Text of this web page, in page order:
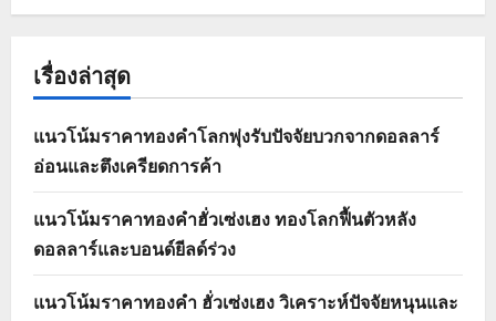
เรื่องล่าสุด
แนวโน้มราคาทองคำโลกพุ่งรับปัจจัยบวกจากดอลลาร์
อ่อนและตึงเครียดการค้า
แนวโน้มราคาทองคำฮั่วเซ่งเฮง ทองโลกฟื้นตัวหลัง
ดอลลาร์และบอนด์ยีลด์ร่วง
แนวโน้มราคาทองคำ ฮั่วเซ่งเฮง วิเคราะห์ปัจจัยหนุนและ